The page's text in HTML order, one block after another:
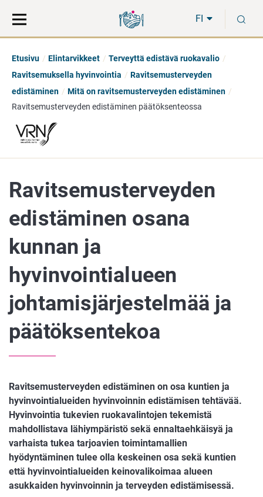
suoraan
sisältöön
koko
sivuston
FI
Etusivu Elintarvikkeet
Terveyttä edistävä ruokavalio
Ravitsemuksella hyvinvointia
Ravitsemusterveyden
edistäminen
Mitä on ravitsemusterveyden edistäminen
Ravitsemusterveyden edistäminen päätöksenteossa
Ravitsemusterveyden
edistäminen osana
kunnan ja
hyvinvointialueen
johtamisjärjestelmää ja
päätöksentekoa
Ravitsemusterveyden edistäminen on osa kuntien ja
hyvinvointialueiden hyvinvoinnin edistämisen tehtävää.
Hyvinvointia tukevien ruokavalintojen tekemistä
mahdollistava lähiympäristö sekä ennaltaehkäisyä ja
varhaista tukea tarjoavien toimintamallien
hyödyntäminen tulee olla keskeinen osa sekä kuntien
että hyvinvointialueiden keinovalikoimaa alueen
asukkaiden hyvinvoinnin ja terveyden edistämisessä.